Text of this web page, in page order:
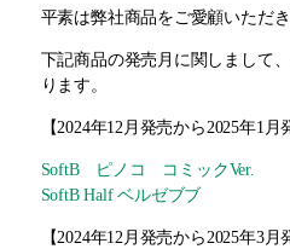
平素は弊社商品をご愛顧いただ
下記商品の発売月に関しまして
ります。
【2024年12月発売から2025年1月
SoftB ピノコ コミックVer.
SoftB Half ベルゼブブ
【2024年12月発売から2025年3月